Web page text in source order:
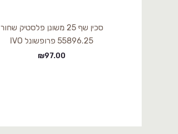
סכין שף 25 משונן פלסטיק שחור
55896.25 פרופשונל IVO
₪97.00